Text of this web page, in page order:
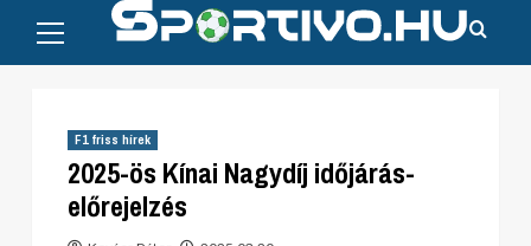
content
Menu
F1 friss hírek
2025-ös Kínai Nagydíj időjárás-
előrejelzés